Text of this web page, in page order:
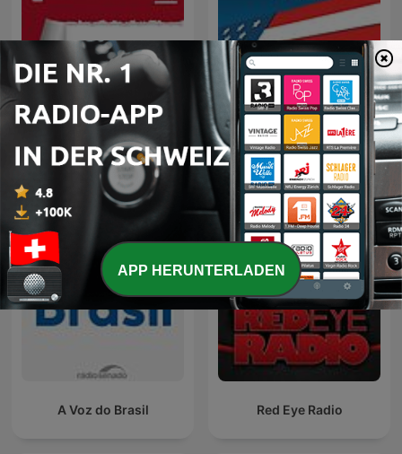
Inside Austria Americast
A Voz do Brasil Red Eye Radio
APP HERUNTERLADEN